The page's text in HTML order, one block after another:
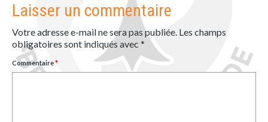
Laisser un commentaire
Votre adresse e-mail ne sera pas publiée. Les champs
obligatoires sont indiqués avec *
Commentaire*